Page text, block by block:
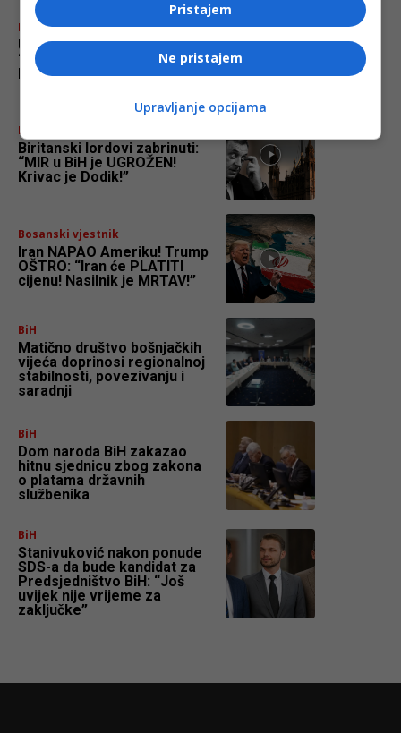
Bosanski vjestnik
Uprava Željezare radnicima:
“Nek’ vam Vlada isplati platu!
Nećete dobiti regres!”
Bosanski vjestnik
Biritanski lordovi zabrinuti:
“MIR u BiH je UGROŽEN!
Krivac je Dodik!”
Bosanski vjestnik
Iran NAPAO Ameriku! Trump
OŠTRO: “Iran će PLATITI
cijenu! Nasilnik je MRTAV!”
BiH
Matično društvo bošnjačkih
vijeća doprinosi regionalnoj
stabilnosti, povezivanju i
saradnji
BiH
Dom naroda BiH zakazao
hitnu sjednicu zbog zakona
o platama državnih
službenika
BiH
Stanivuković nakon ponude
SDS-a da bude kandidat za
Predsjedništvo BiH: “Još
uvijek nije vrijeme za
zaključke”
Pristajem
Ne pristajem
Upravljanje opcijama